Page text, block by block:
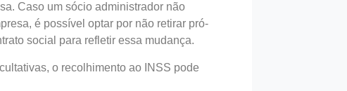
Caso um sócio administrador não
é possível optar por não retirar pró-
social para refletir essa mudança.
o recolhimento ao INSS pode